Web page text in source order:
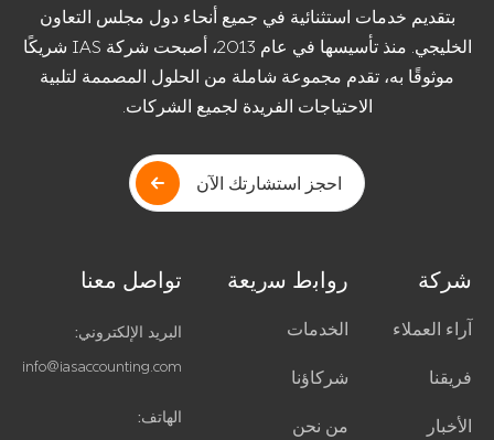
بتقديم خدمات استثنائية في جميع أنحاء دول مجلس التعاون
الخليجي. منذ تأسيسها في عام 2013، أصبحت شركة IAS شريكًا
موثوقًا به، تقدم مجموعة شاملة من الحلول المصممة لتلبية
الاحتياجات الفريدة لجميع الشركات.
احجز استشارتك الآن
شركة
آراء العملاء
فريقنا
الأخبار
رواﺑط ﺳرﯾﻌﺔ
الخدمات
شركاؤنا
من نحن
تواصل معنا
البريد الإلكتروني:
info@iasaccounting.com
الهاتف: